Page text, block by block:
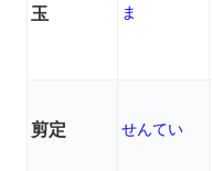
玉
ま
剪定 せんてい